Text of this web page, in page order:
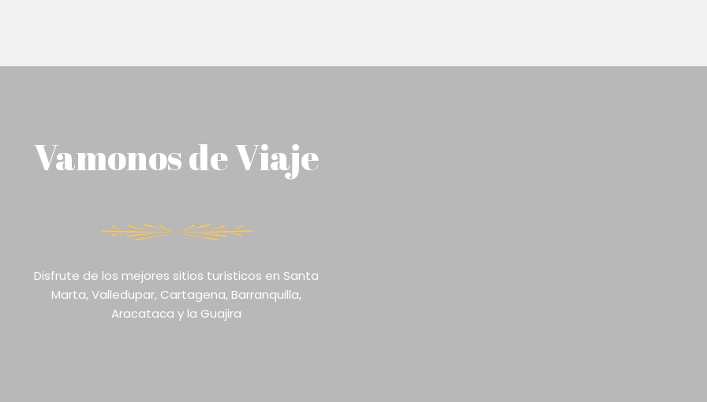
Vamonos de Viaje
Disfrute de los mejores sitios turísticos en Santa
Marta, Valledupar, Cartagena, Barranquilla,
Aracataca y la Guajira